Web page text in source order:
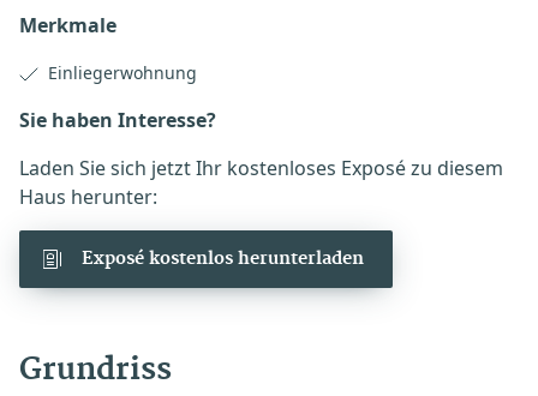
Merkmale
Einliegerwohnung
Sie haben Interesse?
Laden Sie sich jetzt Ihr kostenloses Exposé zu diesem
Haus herunter:
Exposé kostenlos herunterladen
Grundriss